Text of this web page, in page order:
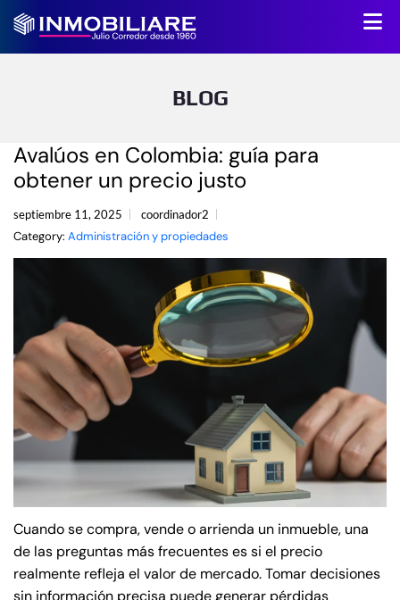
BLOG
Avalúos en Colombia: guía para
obtener un precio justo
septiembre 11, 2025 coordinador2
Category: Administración y propiedades
Cuando se compra, vende o arrienda un inmueble, una
de las preguntas más frecuentes es si el precio
realmente refleja el valor de mercado. Tomar decisiones
sin información precisa puede generar pérdidas